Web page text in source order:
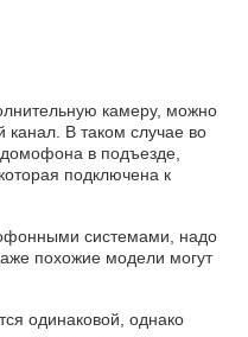
камеру, можно
канал. В таком случае во
в подъезде,
подключена к
системами, надо
похожие модели могут
одинаковой, однако